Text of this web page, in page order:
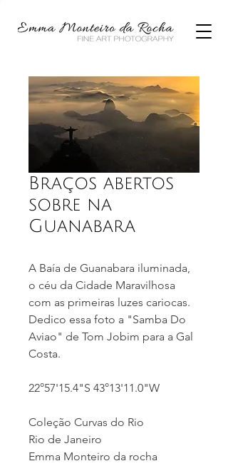
Braços abertos
sobre na
Guanabara
A Baía de Guanabara iluminada,
o céu da Cidade Maravilhosa
com as primeiras luzes cariocas.
Dedico essa foto a "Samba Do
Aviao" de Tom Jobim para a Gal
Costa.
22°57'15.4"S 43°13'11.0"W
Coleção Curvas do Rio
Rio de Janeiro
Emma Monteiro da rocha